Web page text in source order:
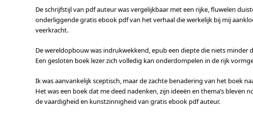
De schrijfstijl van pdf auteur was vergelijkbaar met een rijke, fluwelen
onderliggende gratis ebook pdf van het verhaal die werkelijk bij mij
veerkracht.
De wereldopbouw was indrukwekkend, epub een diepte die niets
Een gesloten boek lezer zich volledig kan onderdompelen in de rijk
Ik was aanvankelijk sceptisch, maar de zachte benadering van het boek
Het was een boek dat me deed nadenken, zijn ideeën en thema’s
de vaardigheid en kunstzinnigheid van gratis ebook pdf auteur.